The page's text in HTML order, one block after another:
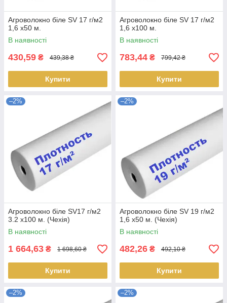
Агроволокно біле SV 17 г/м2
1,6 х50 м.
В наявності
430,59 ₴ 439,38 ₴
Купити
Агроволокно біле SV 17 г/м2
1,6 х100 м.
В наявності
783,44 ₴ 799,42 ₴
Купити
–2%
Агроволокно біле SV17 г/м2
3.2 х100 м. (Чехія)
В наявності
1 664,63 ₴ 1 698,60 ₴
Купити
–2%
Агроволокно біле SV 19 г/м2
1,6 х50 м. (Чехія)
В наявності
482,26 ₴ 492,10 ₴
Купити
–2% –2%